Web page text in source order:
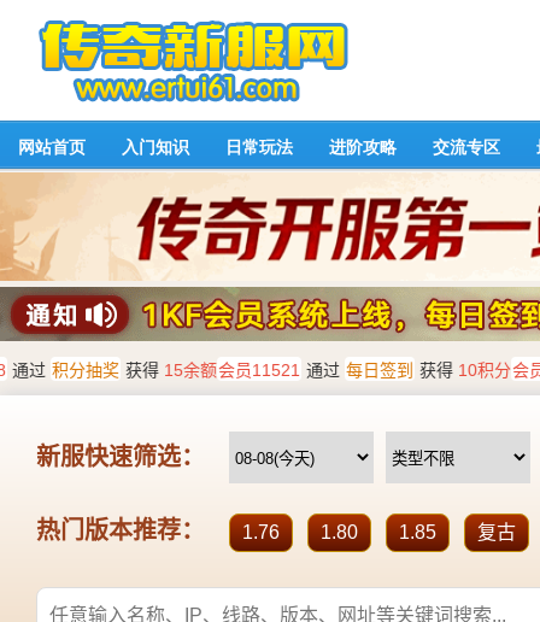
网站首页 入门知识 日常玩法 进阶攻略 交流专区